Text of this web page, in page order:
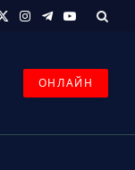
X
Instagram
Telegram
YouTube
ОНЛАЙН